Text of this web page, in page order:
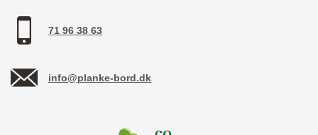
71 96 38 63
info@planke-bord.dk